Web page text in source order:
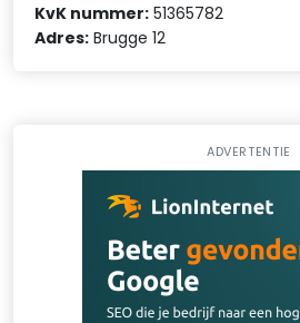
KvK nummer: 51365782
Adres: Brugge 12
ADVERTENTIE